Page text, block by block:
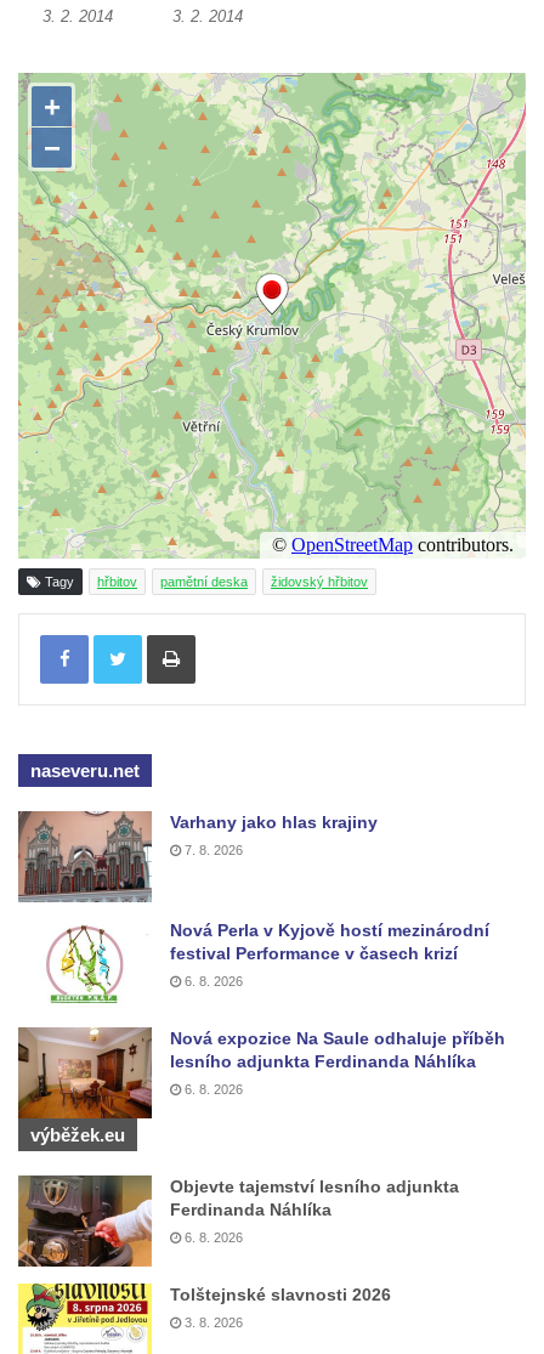
Českobratrské ulici v Teplicích
Landhaus v ulici Pod Doubravkou v
Teplicích
Pamětní deska Ludwiga van Beethovena
na domě čp. 72/1 v Lázeňské ulici v
Teplicích
Pamětní deska na ekologické demonstrace
na kašně na Benešově náměstí v Teplicích
Pamětní deska Urnového háje hřbitova
Šumburk nad Desnou v Tanvaldu
Pamětní deska prvního předvedení
televizního obrazu na Městském úřadu v
Tanvaldu
Pamětní deska Josefa Schindlera na
základní škole v Desné
Pamětní desky významných rodáků na zdi
kostela svatého Bartoloměje ve Velkém
Pamětní deska Johanna Wolfganga Goetha
bývalém špitále v Cítolibech
na Dělnickém domě v Cítolibech
Pamětní deska otce a syna Kopřivových na
staré škole v Cítolibech
Pamětní deska 120 let založení SDH
Touchovice
Žernosekách
Pamětní deska Franze Josepha Gläsera na
jeho rodném domě čp. 33 v Černické ulici v
Horním Jiřetíně
Pamětní deska Ludwiga Freunda na domě
čp. 76 na Marxově náměstí v Postoloprtech
Pamětní deska Antonie a Stanislava
Vratislavových na obecním úřadu v
Poleradech
3. 2. 2014 3. 2. 2014
Tagy hřbitov pamětní deska židovský hřbitov
Tisknout
naseveru.net
Varhany jako hlas krajiny
7. 8. 2026
Nová Perla v Kyjově hostí mezinárodní
festival Performance v časech krizí
6. 8. 2026
Nová expozice Na Saule odhaluje příběh
lesního adjunkta Ferdinanda Náhlíka
6. 8. 2026
výběžek.eu
Objevte tajemství lesního adjunkta
Ferdinanda Náhlíka
6. 8. 2026
Tolštejnské slavnosti 2026
3. 8. 2026